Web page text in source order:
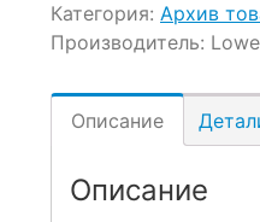
Категория: Архив
Производитель:
Описание
Описание